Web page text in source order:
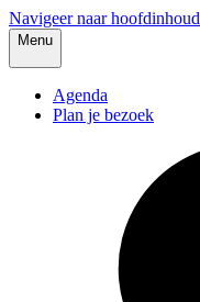
Navigeer naar hoofdinhoud
Menu
Agenda
Plan je bezoek